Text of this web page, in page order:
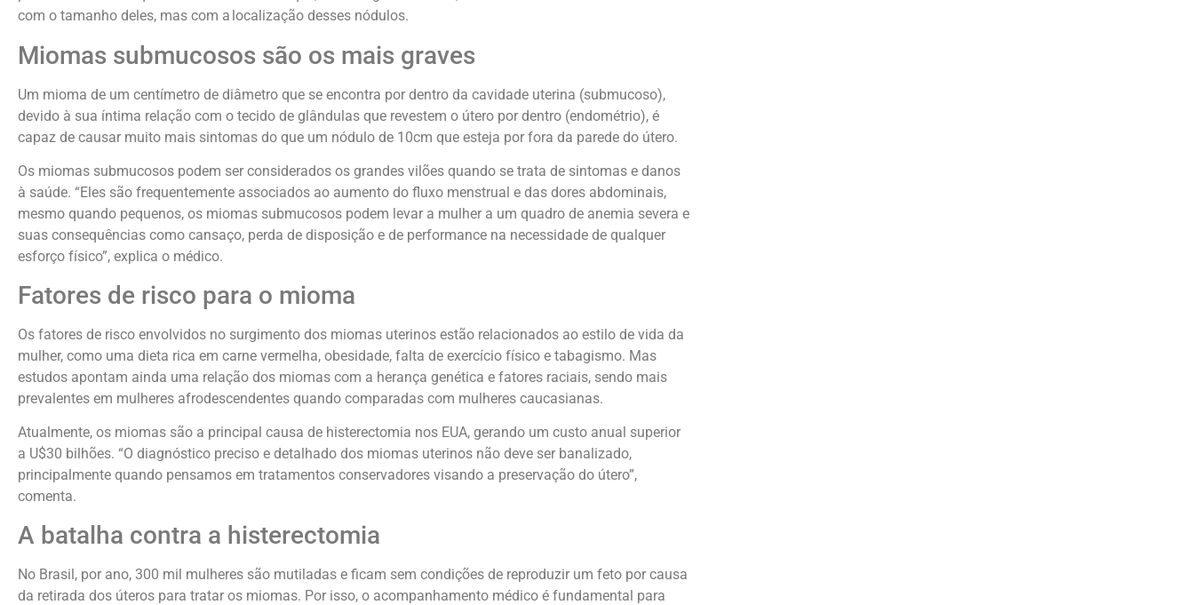
com o tamanho deles, mas com a localização desses nódulos.
Miomas submucosos são os mais graves
Um mioma de um centímetro de diâmetro que se encontra por dentro da cavidade uterina (submucoso),
devido à sua íntima relação com o tecido de glândulas que revestem o útero por dentro (endométrio), é
capaz de causar muito mais sintomas do que um nódulo de 10cm que esteja por fora da parede do útero.
Os miomas submucosos podem ser considerados os grandes vilões quando se trata de sintomas e danos
à saúde. “Eles são frequentemente associados ao aumento do fluxo menstrual e das dores abdominais,
mesmo quando pequenos, os miomas submucosos podem levar a mulher a um quadro de anemia severa e
suas consequências como cansaço, perda de disposição e de performance na necessidade de qualquer
esforço físico”, explica o médico.
Fatores de risco para o mioma
Os fatores de risco envolvidos no surgimento dos miomas uterinos estão relacionados ao estilo de vida da
mulher, como uma dieta rica em carne vermelha, obesidade, falta de exercício físico e tabagismo. Mas
estudos apontam ainda uma relação dos miomas com a herança genética e fatores raciais, sendo mais
prevalentes em mulheres afrodescendentes quando comparadas com mulheres caucasianas.
Atualmente, os miomas são a principal causa de histerectomia nos EUA, gerando um custo anual superior
a U$30 bilhões. “O diagnóstico preciso e detalhado dos miomas uterinos não deve ser banalizado,
principalmente quando pensamos em tratamentos conservadores visando a preservação do útero”,
comenta.
A batalha contra a histerectomia
No Brasil, por ano, 300 mil mulheres são mutiladas e ficam sem condições de reproduzir um feto por causa
da retirada dos úteros para tratar os miomas. Por isso, o acompanhamento médico é fundamental para